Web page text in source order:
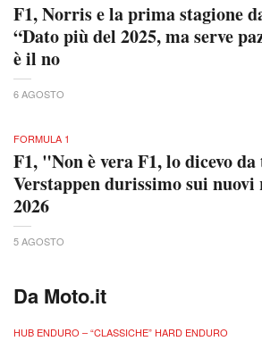
F1, Norris e la prima stagione
“Dato più del 2025, ma serve
è il no
6 AGOSTO
FORMULA 1
F1, "Non è vera F1, lo dicevo
Verstappen durissimo sui
2026
5 AGOSTO
Da Moto.it
HUB ENDURO – “CLASSICHE” HARD ENDURO